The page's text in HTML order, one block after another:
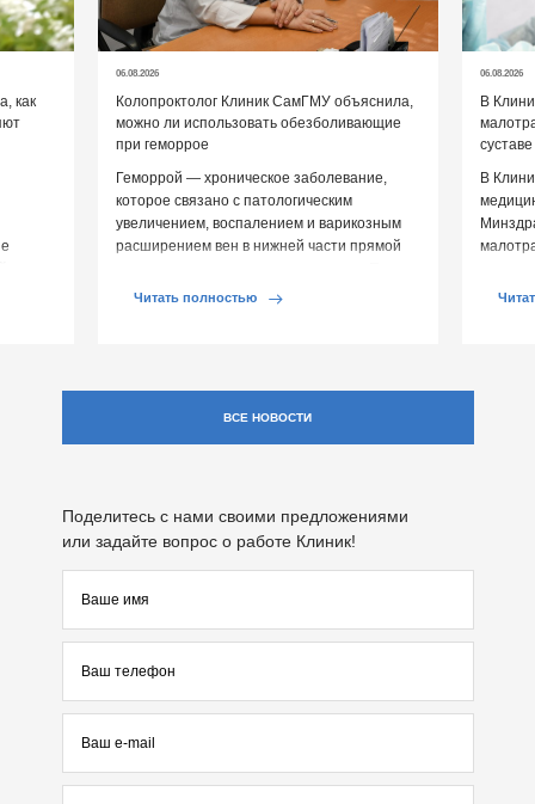
как
06.08.2026
Колопроктолог Клиник СамГМУ объяснила,
можно ли использовать обезболивающие
при геморрое
Геморрой — хроническое заболевание,
которое связано с патологическим
увеличением, воспалением и варикозным
расширением вен в нижней части прямой
обострении […]
Читать полностью
06.08.2026
В
суставе
В
ВСЕ НОВОСТИ
Поделитесь с нами своими предложениями
или задайте вопрос о работе Клиник!